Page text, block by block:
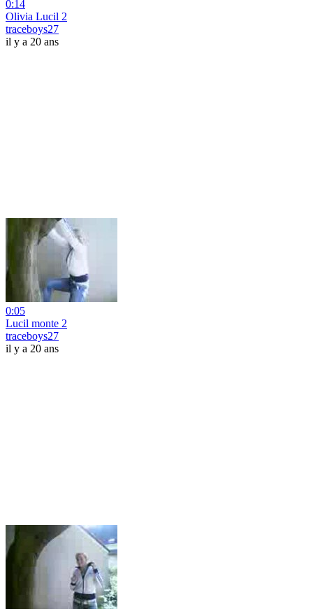
0:14
Olivia Lucil 2
traceboys27
il y a 20 ans
0:05
Lucil monte 2
traceboys27
il y a 20 ans